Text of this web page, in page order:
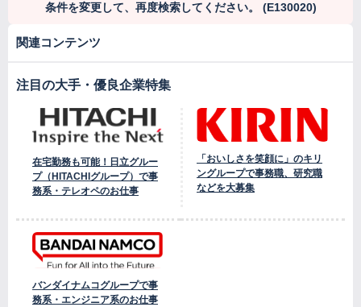
条件を変更して、再度検索してください。 (E130020)
関連コンテンツ
注目の大手・優良企業特集
在宅勤務も可能！日立グルー
プ（HITACHIグループ）で事
務系・テレオペのお仕事
「おいしさを笑顔に」のキリ
ングループで事務職、研究職
などを大募集
バンダイナムコグループで事
務系・エンジニア系のお仕事